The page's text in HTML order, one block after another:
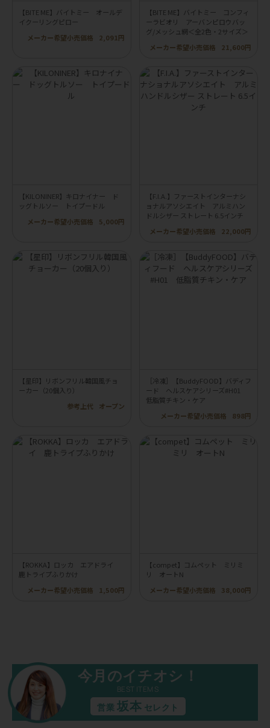
【BITE ME】バイトミー オールデ
イクーリングピロー
メーカー希望小売価格
2,091円
【BITE ME】バイトミー コンフィ
ーラビオリ アーバンピロウバッ
グ/メッシュ網＜全2色・2サイズ＞
メーカー希望小売価格
21,600円
【KILONINER】キロナイナー ド
ッグトルソー トイプードル
メーカー希望小売価格
5,000円
【F.I.A.】ファーストインターナシ
ョナルアソシエイト アルミハン
ドルシザー ストレート 6.5インチ
メーカー希望小売価格
22,000円
【星印】リボンフリル韓国風チョ
ーカー（20個入り）
参考上代
オープン
［冷凍］【BuddyFOOD】バディフ
ード ヘルスケアシリーズ#H01
低脂質チキン・ケア
メーカー希望小売価格
898円
【ROKKA】ロッカ エアドライ
鹿トライプふりかけ
メーカー希望小売価格
1,500円
【compet】コムペット ミリミ
リ オートN
メーカー希望小売価格
38,000円
今月のイチオシ！
BEST ITEMS
営業 坂本 セレクト